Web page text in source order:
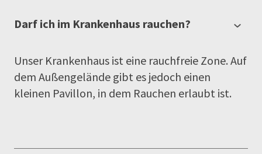
Darf ich im Krankenhaus rauchen?
Unser Krankenhaus ist eine rauchfreie Zone. Auf
dem Außengelände gibt es jedoch einen
kleinen Pavillon, in dem Rauchen erlaubt ist.